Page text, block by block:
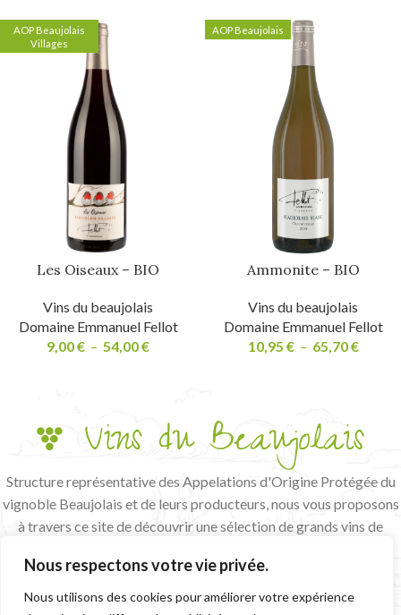
Nous respectons votre vie privée.
Nous utilisons des cookies pour améliorer votre expérience
AOP Beaujolais
Villages
Les Oiseaux – BIO
Vins du beaujolais
Domaine Emmanuel Fellot
9,00€ – 54,00€
AOP Beaujolais
Ammonite – BIO
Vins du beaujolais
Domaine Emmanuel Fellot
10,95 € – 65,70€
Structure représentative des Appelations d'Origine Protégée du
vignoble Beaujolais et de leurs producteurs, nous vous proposons
à travers ce site de découvrir une sélection de grands vins de
L'abus d'alcool est dangereux pour la santé, à consommer avec
modération